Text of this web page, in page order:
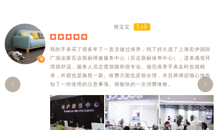
熊宝宝 Lv6
    
我的手表买了很多年了一直没做过保养，找了好久选了上海宏伊国际
广场这家百达翡丽维修服务中心（百达翡丽保养中心），进来感觉环
境很舒适，服务人员态度很随和很专业。做完保养手表走时也很精
准，外观也是焕然一新。收费方面也是很合理，并且师傅还细心地告
知了一些使用的注意事项。很愉快的一次消费体验。

